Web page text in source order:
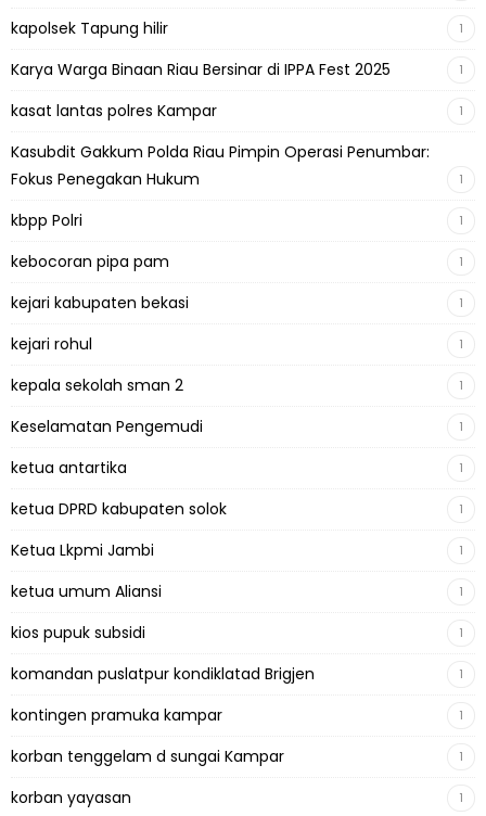
kapolsek Tapung hilir 1
Karya Warga Binaan Riau Bersinar di IPPA Fest 2025 1
kasat lantas polres Kampar 1
Kasubdit Gakkum Polda Riau Pimpin Operasi Penumbar:
Fokus Penegakan Hukum
1
kbpp Polri 1
kebocoran pipa pam 1
kejari kabupaten bekasi 1
kejari rohul 1
kepala sekolah sman 2 1
Keselamatan Pengemudi 1
ketua antartika 1
ketua DPRD kabupaten solok 1
Ketua Lkpmi Jambi 1
ketua umum Aliansi 1
kios pupuk subsidi 1
komandan puslatpur kondiklatad Brigjen 1
kontingen pramuka kampar 1
korban tenggelam d sungai Kampar 1
korban yayasan 1